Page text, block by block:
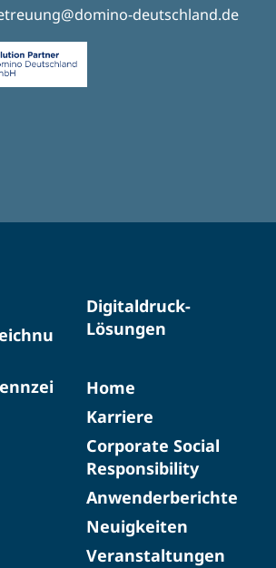
deutschland.de
Digitaldruck-
Lösungen
Home
Karriere
Corporate Social
Responsibility
Anwenderberichte
Neuigkeiten
Veranstaltungen